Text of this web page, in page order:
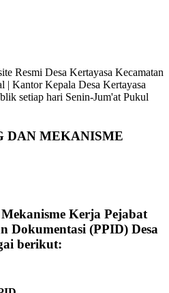
Resmi Desa Kertayasa Kecamatan
| Kantor Kepala Desa Kertayasa
setiap hari Senin-Jum'at Pukul
DAN MEKANISME
Kerja Pejabat
Dokumentasi (PPID) Desa
berikut: